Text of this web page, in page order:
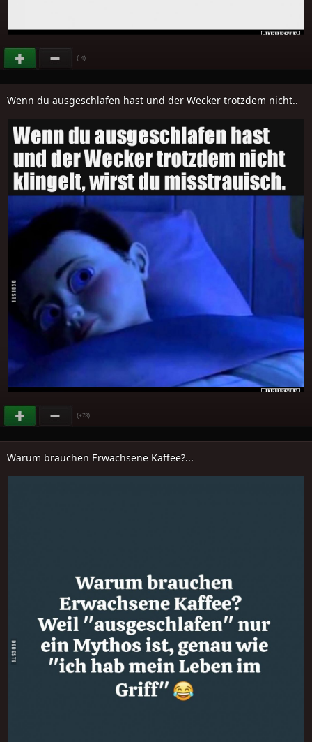
(-4)
Wenn du ausgeschlafen hast und der Wecker trotzdem nicht..
(+73)
Warum brauchen Erwachsene Kaffee?...